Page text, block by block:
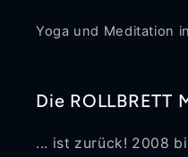
Yoga und Meditation
Die ROLLBRETT
... ist zurück! 2008